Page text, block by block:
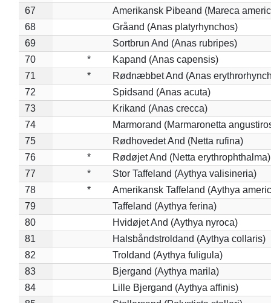
67
Amerikansk Pibeand (Mareca
68
Gråand (Anas platyrhynchos)
69
Sortbrun And (Anas rubripes)
70
*
Kapand (Anas capensis)
71
*
Rødnæbbet And (Anas
72
Spidsand (Anas acuta)
73
Krikand (Anas crecca)
74
Marmorand (Marmaronetta
75
Rødhovedet And (Netta rufina)
76
*
Rødøjet And (Netta erythrophthalma)
77
*
Stor Taffeland (Aythya valisineria)
78
*
Amerikansk Taffeland (Aythya
79
Taffeland (Aythya ferina)
80
Hvidøjet And (Aythya nyroca)
81
Halsbåndstroldand (Aythya collaris)
82
Troldand (Aythya fuligula)
83
Bjergand (Aythya marila)
84
Lille Bjergand (Aythya affinis)